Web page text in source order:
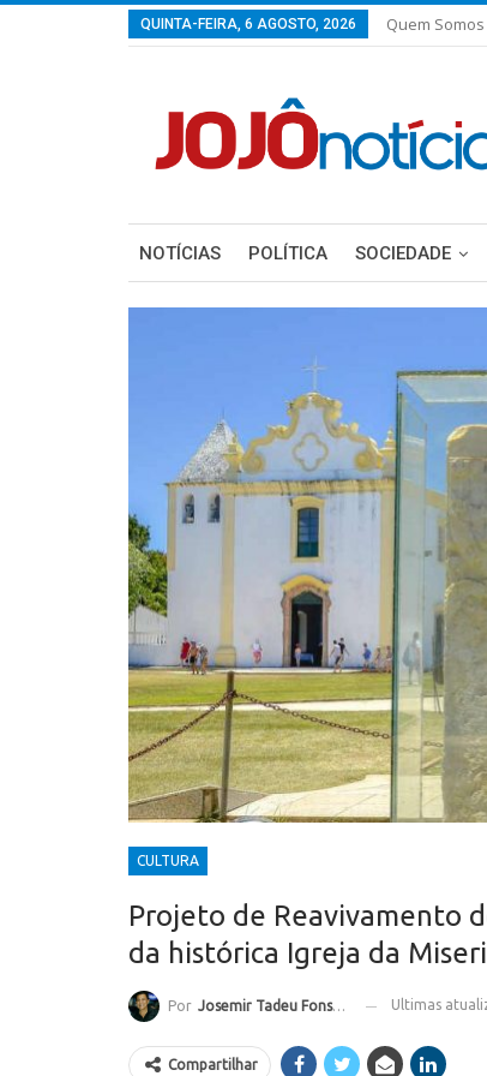
QUINTA-FEIRA, 6 AGOSTO, 2026 Quem Somos
NOTÍCIAS POLÍTICA SOCIEDADE
CULTURA
Projeto de Reavivamento
da histórica Igreja da
Por Josemir Tadeu Fonseca Ultimas
Compartilhar